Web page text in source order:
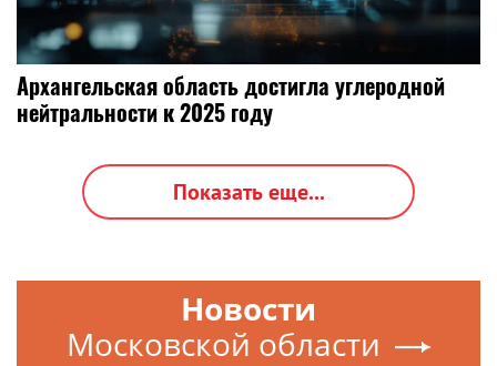
Архангельская область достигла углеродной
нейтральности к 2025 году
Показать еще...
Новости
Московской области